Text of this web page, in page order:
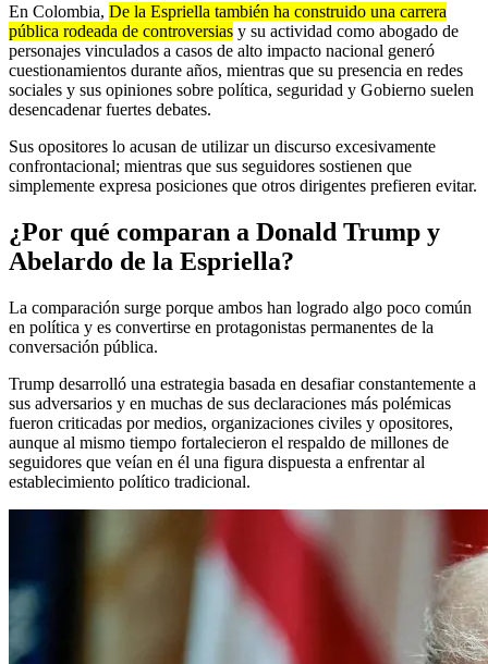
En Colombia, De la Espriella también ha construido una carrera
pública rodeada de controversias y su actividad como abogado de
personajes vinculados a casos de alto impacto nacional generó
cuestionamientos durante años, mientras que su presencia en redes
sociales y sus opiniones sobre política, seguridad y Gobierno suelen
desencadenar fuertes debates.
Sus opositores lo acusan de utilizar un discurso excesivamente
confrontacional; mientras que sus seguidores sostienen que
simplemente expresa posiciones que otros dirigentes prefieren evitar.
¿Por qué comparan a Donald Trump y
Abelardo de la Espriella?
La comparación surge porque ambos han logrado algo poco común
en política y es convertirse en protagonistas permanentes de la
conversación pública.
Trump desarrolló una estrategia basada en desafiar constantemente a
sus adversarios y en muchas de sus declaraciones más polémicas
fueron criticadas por medios, organizaciones civiles y opositores,
aunque al mismo tiempo fortalecieron el respaldo de millones de
seguidores que veían en él una figura dispuesta a enfrentar al
establecimiento político tradicional.